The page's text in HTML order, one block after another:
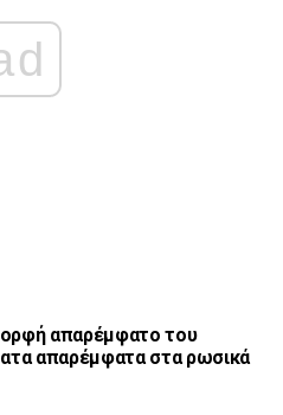
απαρέμφατο του
απαρέμφατα στα ρωσικά